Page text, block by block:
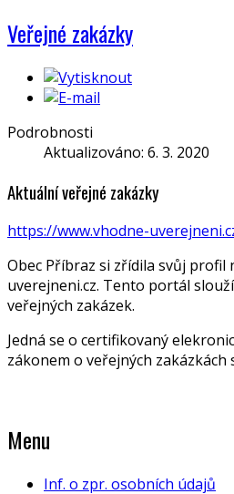
Veřejné zakázky
Podrobnosti
Aktualizováno: 6. 3. 2020
Aktuální veřejné zakázky
https://www.vhodne-
Obec Příbraz si zřídila svůj profil
uverejneni.cz. Tento portál
veřejných zakázek.
Jedná se o certifikovaný
zákonem o veřejných zakázkách
Menu
Inf. o zpr. osobních údajů